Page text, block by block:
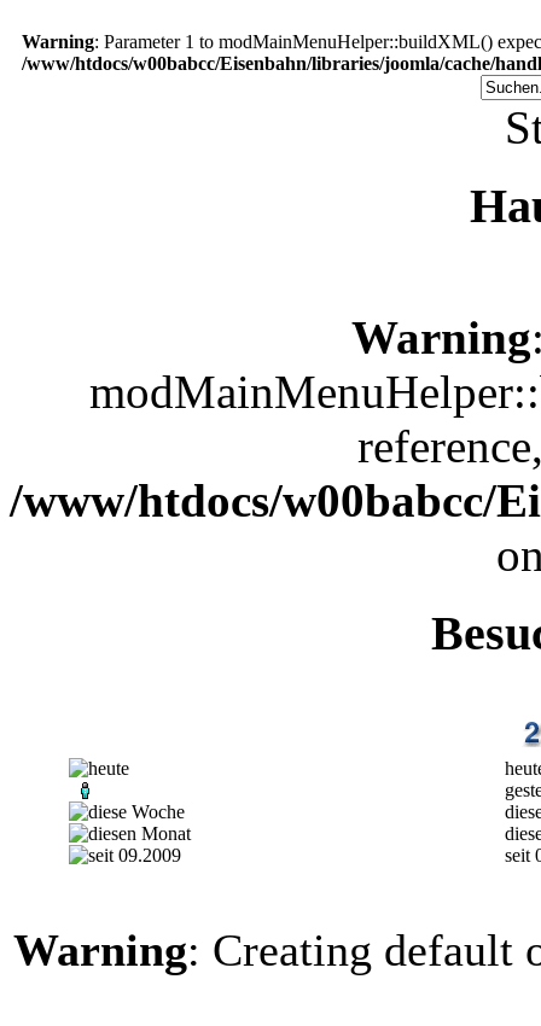
Warning: Parameter 1 to modMainMenuHelper::buildXML()
/www/htdocs/w00babcc/Eisenbahn/libraries/joomla/cache/
Warning
/www/htdocs/w00babcc/
seit
Warning: Creating default